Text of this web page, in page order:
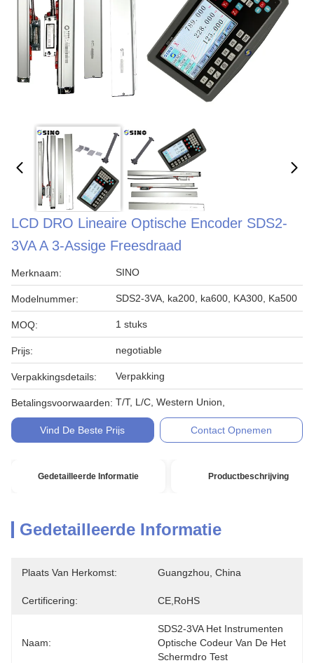
LCD DRO Lineaire Optische Encoder SDS2-
3VA A 3-Assige Freesdraad
Merknaam: SINO
Modelnummer: SDS2-3VA, ka200, ka600, KA300, Ka500
MOQ: 1 stuks
Prijs: negotiable
Verpakkingsdetails: Verpakking
Betalingsvoorwaarden: T/T, L/C, Western Union,
Vind De Beste Prijs Contact Opnemen
Gedetailleerde Informatie Productbeschrijving
Gedetailleerde Informatie
Plaats Van Herkomst: Guangzhou, China
Certificering: CE,RoHS
Naam:
SDS2-3VA Het Instrumenten
Optische Codeur Van De Het
Schermdro Test